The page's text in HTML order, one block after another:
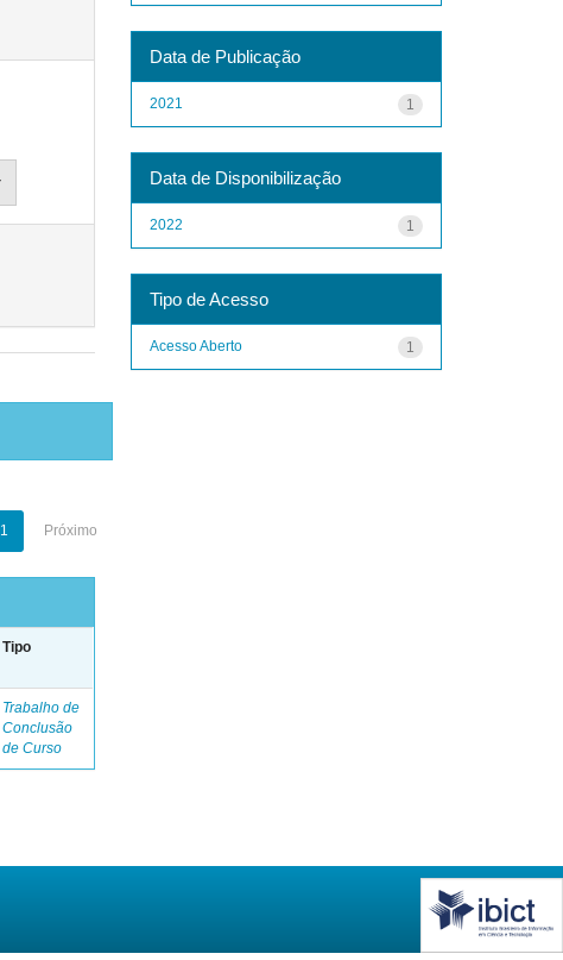
1 Próximo
Tipo
Trabalho de
Conclusão
de Curso
Data de Publicação
1
2021
Data de Disponibilização
1
2022
Tipo de Acesso
1
Acesso Aberto